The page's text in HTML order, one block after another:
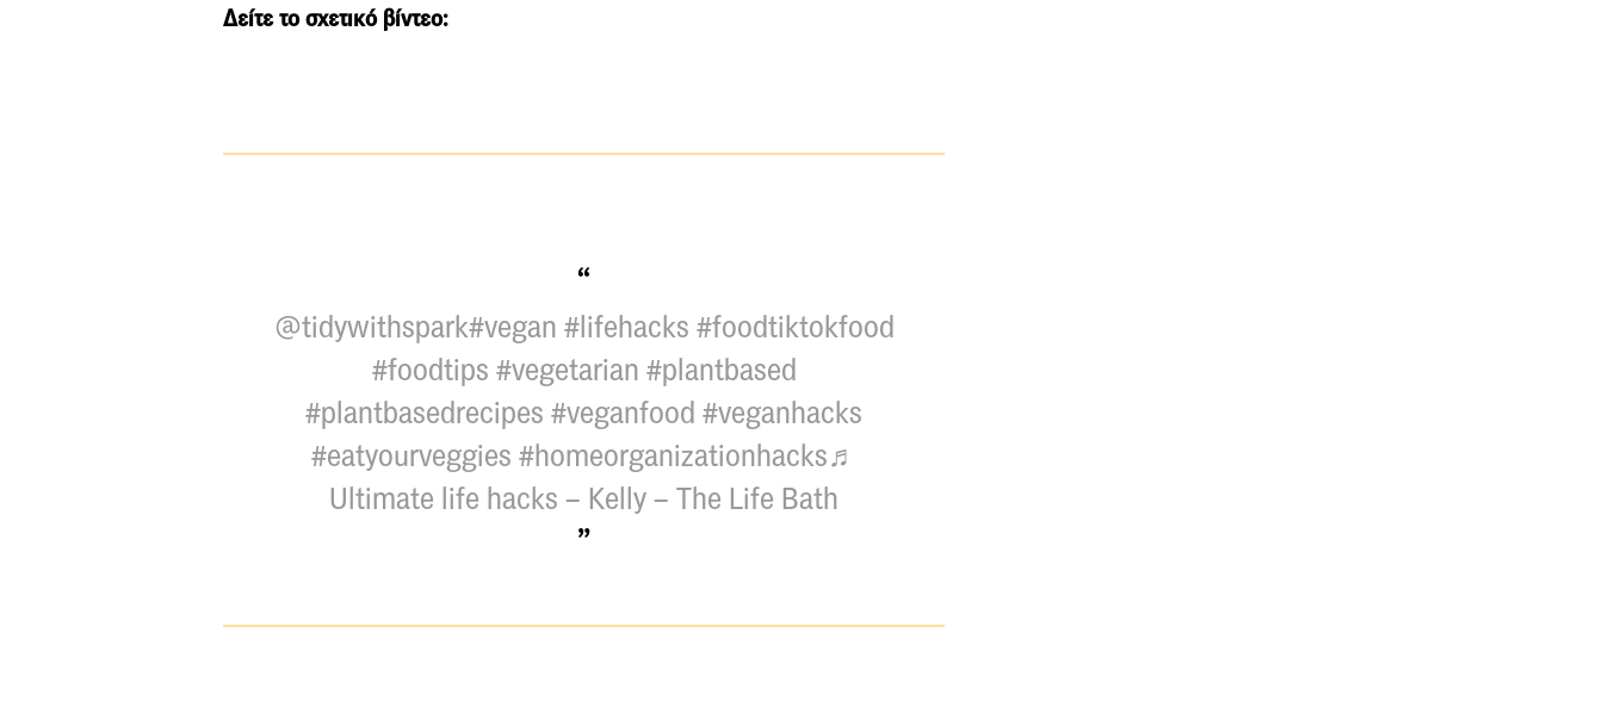
Δείτε το σχετικό βίντεο:
@tidywithspark#vegan #lifehacks #foodtiktokfood
#foodtips #vegetarian #plantbased
#plantbasedrecipes #veganfood #veganhacks
#eatyourveggies #homeorganizationhacks♬
Ultimate life hacks – Kelly – The Life Bath